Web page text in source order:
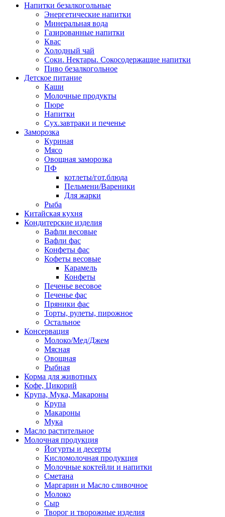
Напитки безалкогольные
Энергетические напитки
Минеральная вода
Газированные напитки
Квас
Холодный чай
Соки. Нектары. Сокосодержащие напитки
Пиво безалкогольное
Детское питание
Каши
Молочные продукты
Пюре
Напитки
Сух.завтраки и печенье
Заморозка
Куриная
Мясо
Овощная заморозка
ПФ
котлеты/гот.блюда
Пельмени/Вареники
Для жарки
Рыба
Китайская кухня
Кондитерские изделия
Вафли весовые
Вафли фас
Конфеты фас
Кофеты весовые
Карамель
Конфеты
Печенье весовое
Печенье фас
Пряники фас
Торты, рулеты, пирожное
Остальное
Консервация
Молоко/Мед/Джем
Мясная
Овощная
Рыбная
Корма для животных
Кофе, Цикорий
Крупа, Мука, Макароны
Крупа
Макароны
Мука
Масло растительное
Молочная продукция
Йогурты и десерты
Кисломолочная продукция
Молочные коктейли и напитки
Сметана
Маргарин и Масло сливочное
Молоко
Сыр
Творог и творожные изделия